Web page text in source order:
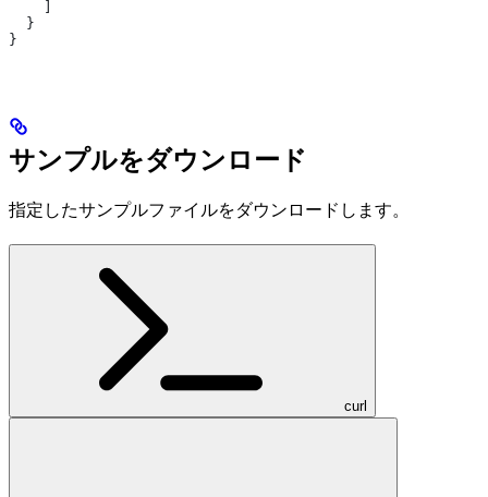
  }
}
サンプルをダウンロード
指定したサンプルファイルをダウンロードします。
curl